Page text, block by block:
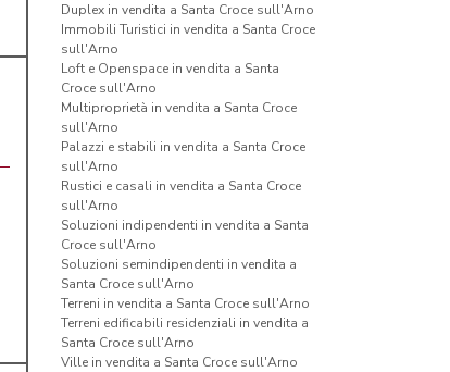
Duplex in vendita a Santa Croce sull'Arno
Immobili Turistici in vendita a Santa Croce
sull'Arno
Loft e Openspace in vendita a Santa
Croce sull'Arno
Multiproprietà in vendita a Santa Croce
sull'Arno
Palazzi e stabili in vendita a Santa Croce
sull'Arno
Rustici e casali in vendita a Santa Croce
sull'Arno
Soluzioni indipendenti in vendita a Santa
Croce sull'Arno
Soluzioni semindipendenti in vendita a
Santa Croce sull'Arno
Terreni in vendita a Santa Croce sull'Arno
Terreni edificabili residenziali in vendita a
Santa Croce sull'Arno
Ville in vendita a Santa Croce sull'Arno